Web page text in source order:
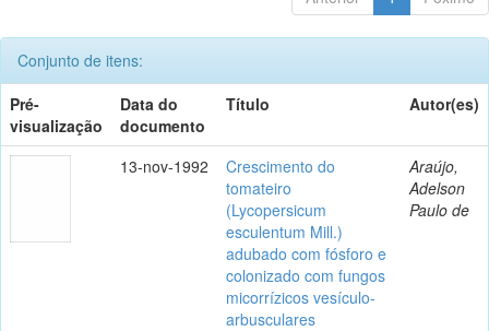
Conjunto de itens:
Pré-
visualização
Data do
documento
Título Autor(es)
13-nov-1992
Crescimento do
tomateiro
(Lycopersicum
esculentum Mill.)
adubado com fósforo e
colonizado com fungos
micorrízicos vesículo-
arbusculares
Araújo,
Adelson
Paulo de